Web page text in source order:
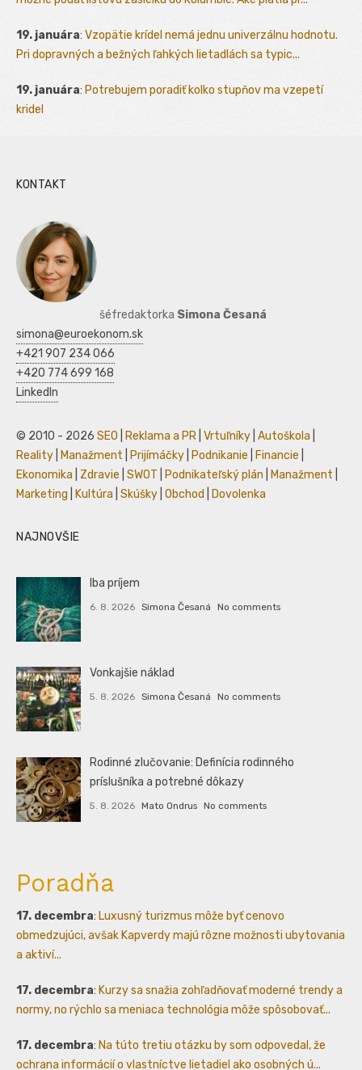
19. januára: Vzopätie krídel nemá jednu univerzálnu hodnotu.
Pri dopravných a bežných ľahkých lietadlách sa typic...
19. januára: Potrebujem poradiť kolko stupňov ma vzepetí
kridel
KONTAKT
šéfredaktorka Simona Česaná
simona@euroekonom.sk
+421 907 234 066
+420 774 699 168
LinkedIn
© 2010 - 2026 SEO Reklama a PR Vrtuľníky Autoškola
Reality
Manažment Prijímáčky Podnikanie Financie
Ekonomika
Zdravie SWOT Podnikateľský plán Manažment
Marketing
Kultúra Skúšky Obchod Dovolenka
NAJNOVŠIE
Iba príjem
6. 8. 2026 Simona Česaná No comments
Vonkajšie náklad
5. 8. 2026 Simona Česaná No comments
Rodinné zlučovanie: Definícia rodinného
príslušníka a potrebné dôkazy
5. 8. 2026 Mato Ondrus No comments
Poradňa
17. decembra: Luxusný turizmus môže byť cenovo
obmedzujúci, avšak Kapverdy majú rôzne možnosti ubytovania
a aktiví...
17. decembra: Kurzy sa snažia zohľadňovať moderné trendy a
normy, no rýchlo sa meniaca technológia môže spôsobovať...
17. decembra: Na túto tretiu otázku by som odpovedal, že
ochrana informácií o vlastníctve lietadiel ako osobných ú...